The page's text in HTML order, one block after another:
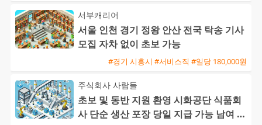
서부캐리어
서울 인천 경기 정왕 안산 전국 탁송 기사
모집 자차 없이 초보 가능
#경기 시흥시 #서비스직 #일당 180,000원
주식회사 사람들
초보 및 동반 지원 환영 시화공단 식품회
사 단순 생산 포장 당일 지급 가능 남여 사